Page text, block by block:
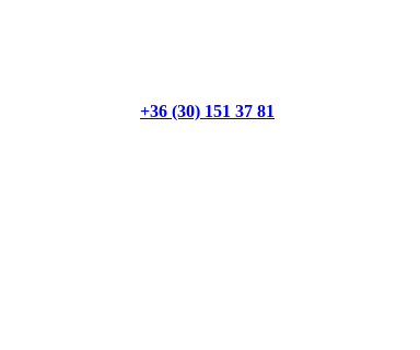
+36 (30) 151 37 81